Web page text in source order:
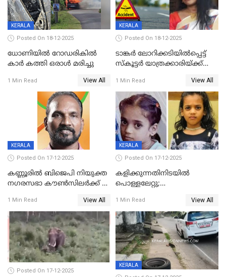
KERALA
Posted On 18-12-2025
ധോണിയിൽ റോഡരികിൽ
കാർ കത്തി ഒരാൾ മരിച്ചു
1 Min Read View All
KERALA
Posted On 18-12-2025
ടാങ്കർ ലോറിക്കടിയിൽപ്പെട്ട്
സ്കൂട്ടർ യാത്രക്കാരിയ്ക്ക്
കണ്ടോത്ത് ദേശീയ പാതയിൽ
1 Min Read View All
KERALA
Posted On 17-12-2025
കണ്ണൂരിൽ ബിജെപി നിയുക്ത
നഗരസഭാ കൗൺസിലർക്ക് 36
1 Min Read View All
KERALA
Posted On 17-12-2025
കളിക്കുന്നതിനിടയിൽ
പൊള്ളലേറ്റു;
ക്ലാസ് വിദ്യാർത്ഥിനി മരിച്ചു
1 Min Read View All
Posted On 17-12-2025
KERALA